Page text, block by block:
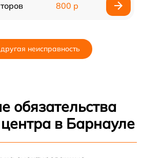
800 р
неисправность
обязательства
в Барнауле